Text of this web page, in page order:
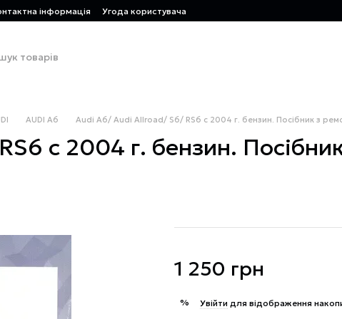
інформація Угода користувача
AUDI A6 Audi A6/ Audi Allroad/ S6/ RS6 с 2004 г. бензин. Посібник з
с 2004 г. бензин.
1 250 грн
% Увійти для відображення